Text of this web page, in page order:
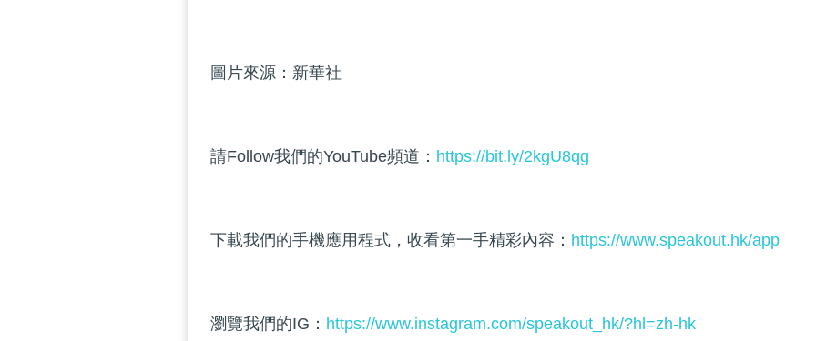
圖片來源：新華社
請Follow我們的YouTube頻道： https://bit.ly/2kgU8qg
下載我們的手機應用程式，收看第一手精彩內容： https://www.speakout.hk/app
瀏覽我們的IG： https://www.instagram.com/speakout_hk/?hl=zh-hk